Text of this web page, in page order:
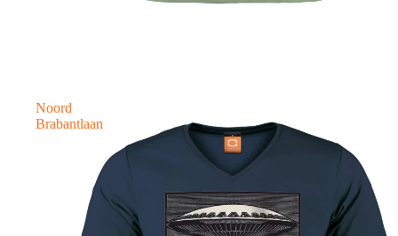
Noord
Brabantlaan